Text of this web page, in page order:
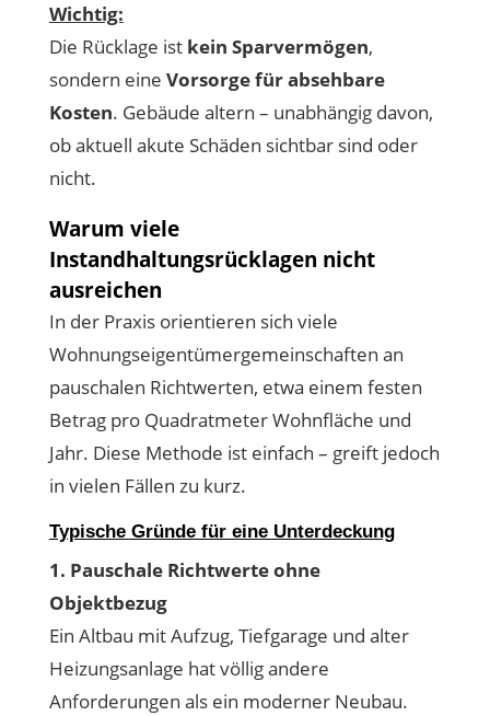
Wichtig:
Die Rücklage ist kein Sparvermögen,
sondern eine Vorsorge für absehbare
Kosten. Gebäude altern – unabhängig davon,
ob aktuell akute Schäden sichtbar sind oder
nicht.
Warum viele
Instandhaltungsrücklagen nicht
ausreichen
In der Praxis orientieren sich viele
Wohnungseigentümergemeinschaften an
pauschalen Richtwerten, etwa einem festen
Betrag pro Quadratmeter Wohnfläche und
Jahr. Diese Methode ist einfach – greift jedoch
in vielen Fällen zu kurz.
Typische Gründe für eine Unterdeckung
1. Pauschale Richtwerte ohne
Objektbezug
Ein Altbau mit Aufzug, Tiefgarage und alter
Heizungsanlage hat völlig andere
Anforderungen als ein moderner Neubau.